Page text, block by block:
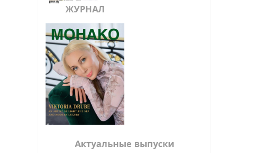
ЖУРНАЛ
Актуальные выпуски